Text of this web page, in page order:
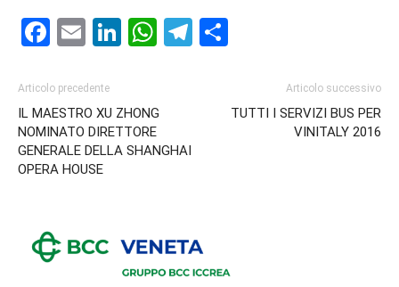
Facebook
EmailLinkedIn
WhatsApp
Telegram
Articolo precedente
IL MAESTRO XU ZHONG
NOMINATO DIRETTORE
GENERALE DELLA SHANGHAI
OPERA HOUSE
Articolo successivo
TUTTI I SERVIZI BUS PER
VINITALY 2016